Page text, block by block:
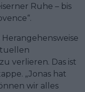
Ruhe – bis
Herangehensweise
verlieren. Das ist
„Jonas hat
wir alles